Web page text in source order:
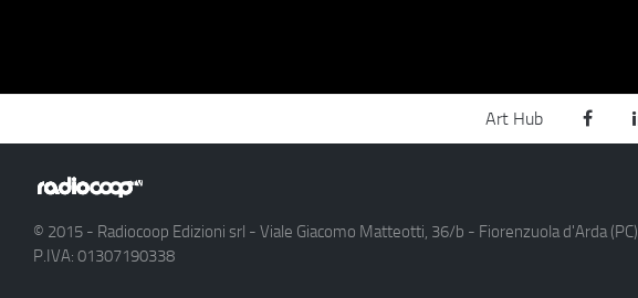
Art Hub
© 2015 - Radiocoop Edizioni srl - Viale Giacomo Matteotti, 36/b - Fiorenzuola d'Arda (PC)
P.IVA: 01307190338